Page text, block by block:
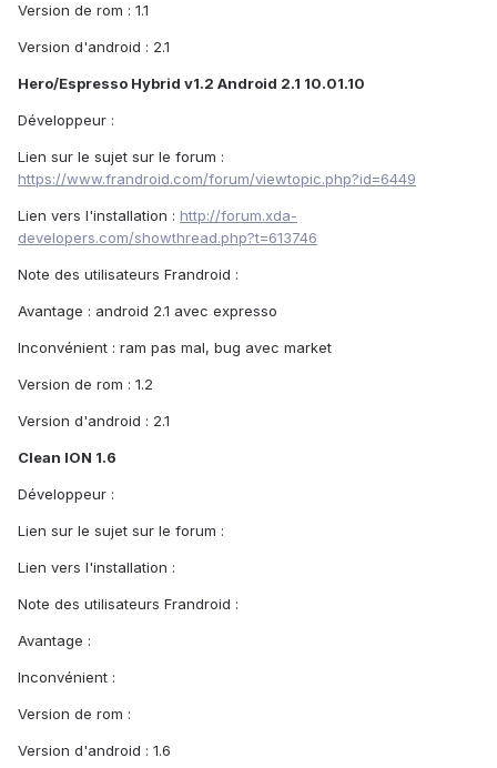
Version de rom : 1.1
Version d'android : 2.1
Hero/Espresso Hybrid v1.2 Android 2.1 10.01.10
Développeur :
Lien sur le sujet sur le forum :
https://www.frandroid.com/forum/viewtopic.php?id=6449
Lien vers l'installation : http://forum.xda-
developers.com/showthread.php?t=613746
Note des utilisateurs Frandroid :
Avantage : android 2.1 avec expresso
Inconvénient : ram pas mal, bug avec market
Version de rom : 1.2
Version d'android : 2.1
Clean ION 1.6
Développeur :
Lien sur le sujet sur le forum :
Lien vers l'installation :
Note des utilisateurs Frandroid :
Avantage :
Inconvénient :
Version de rom :
Version d'android : 1.6